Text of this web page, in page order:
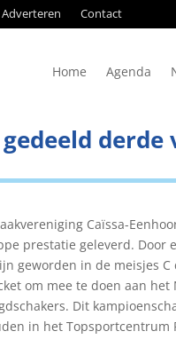
Adverteren Contact
Home Agenda
Caïssa-
prestatie geleverd. Door
geworden in de meisjes C
om mee te doen aan het
Dit
in het Topsportcentrum